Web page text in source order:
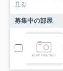
見る
募集中の部屋